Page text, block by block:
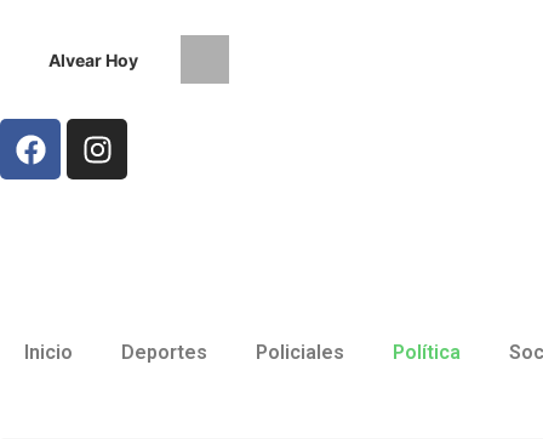
Alvear Hoy
Inicio Deportes Policiales Política